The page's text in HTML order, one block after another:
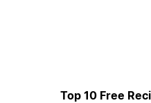
Top 10 Free